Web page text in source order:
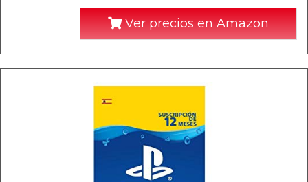
Ver precios en Amazon